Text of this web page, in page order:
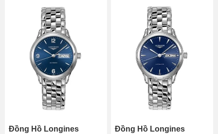
Đồng Hồ Longines
Đồng Hồ Longines